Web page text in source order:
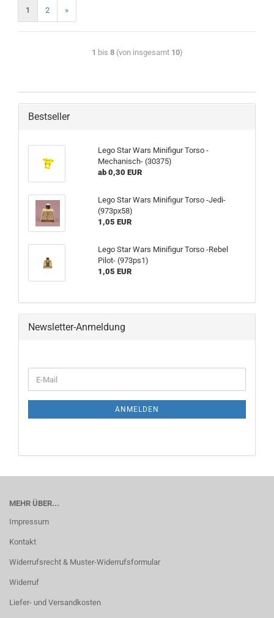
1 2 »
1 bis 8(von insgesamt 10)
Bestseller
Lego Star Wars Minifigur Torso -
Mechanisch- (30375)
ab 0,30 EUR
Lego Star Wars Minifigur Torso -Jedi-
(973px58)
1,05 EUR
Lego Star Wars Minifigur Torso -Rebel
Pilot- (973ps1)
1,05 EUR
Newsletter-Anmeldung
ANMELDEN
MEHR ÜBER...
Impressum
Kontakt
Widerrufsrecht & Muster-Widerrufsformular
Widerruf
Liefer- und Versandkosten